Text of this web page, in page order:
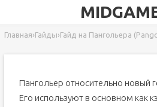
Главная›Гайды›Гайд на Пангольера
Пангольер относительно новый
Его используют в основном как